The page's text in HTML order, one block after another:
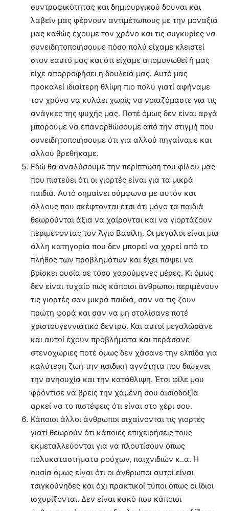
συντροφικότητας και δημιουργικού δούναι και
λαβείν μας φέρνουν αντιμέτωπους με την μοναξιά
μας καθώς έχουμε τον χρόνο και τις συγκυρίες να
συνειδητοποιήσουμε πόσο πολύ είχαμε κλειστεί
στον εαυτό μας και ότι είχαμε απομονωθεί ή μας
είχε απορροφήσει η δουλειά μας. Αυτό μας
προκαλεί ιδιαίτερη θλίψη πιο πολύ γιατί αφήναμε
τον χρόνο να κυλάει χωρίς να νοιαζόμαστε για τις
ανάγκες της ψυχής μας. Ποτέ όμως δεν είναι αργά
μπορούμε να επανορθώσουμε από την στιγμή που
συνειδητοποιήσουμε ότι για αλλού πηγαίναμε και
αλλού βρεθήκαμε.
Εδώ θα αναλύσουμε την περίπτωση του φίλου μας
που πιστεύει ότι οι γιορτές είναι για τα μικρά
παιδιά. Αυτό σημαίνει σύμφωνα με αυτόν και
άλλους που σκέφτονται έτσι ότι μόνο τα παιδιά
θεωρούνται άξια να χαίρονται και να γιορτάζουν
περιμένοντας τον Άγιο Βασίλη. Οι μεγάλοι είναι μια
άλλη κατηγορία που δεν μπορεί να χαρεί από το
πλήθος των προβλημάτων και έχει πάψει να
βρίσκει ουσία σε τόσο χαρούμενες μέρες. Κι όμως
δεν είναι τυχαίο πως κάποιοι άνθρωποι περιμένουν
τις γιορτές σαν μικρά παιδιά, σαν να τις ζουν
πρώτη φορά και σαν να μη στολίσανε ποτέ
χριστουγεννιάτικο δέντρο. Και αυτοί μεγαλώσανε
και αυτοί έχουν προβλήματα και περάσανε
στενοχώριες ποτέ όμως δεν χάσανε την ελπίδα για
καλύτερη ζωή την παιδική αγνότητα που διώχνει
την ανησυχία και την κατάθλιψη. Έτσι φίλε μου
φρόντισε να βρεις την χαμένη σου αισιοδοξία
αρκεί να το πιστέψεις ότι είναι στο χέρι σου.
Κάποιοι άλλοι άνθρωποι σιχαίνονται τις γιορτές
γιατί θεωρούν ότι κάποιες επιχειρήσεις τους
εκμεταλλεύονται για να πλουτίσουν όπως
πολυκαταστήματα ρούχων, παιχνιδιών κ..α. Η
ουσία όμως είναι ότι οι άνθρωποι αυτοί είναι
τσιγκούνηδες και όχι πρακτικοί τύποι όπως οι ίδιοι
ισχυρίζονται. Δεν είναι κακό που κάποιοι